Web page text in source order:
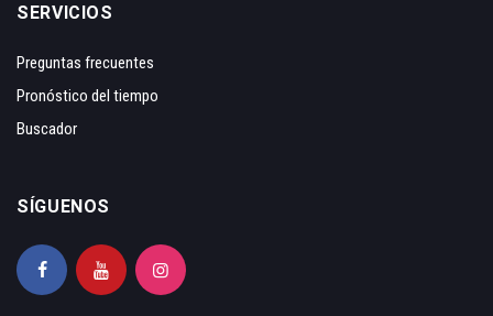
SERVICIOS
Preguntas frecuentes
Pronóstico del tiempo
Buscador
SÍGUENOS